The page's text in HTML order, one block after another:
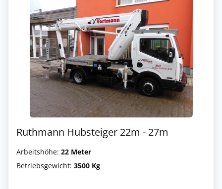
Ruthmann Hubsteiger 22m - 27m
Arbeitshöhe: 22 Meter
Betriebsgewicht: 3500 Kg